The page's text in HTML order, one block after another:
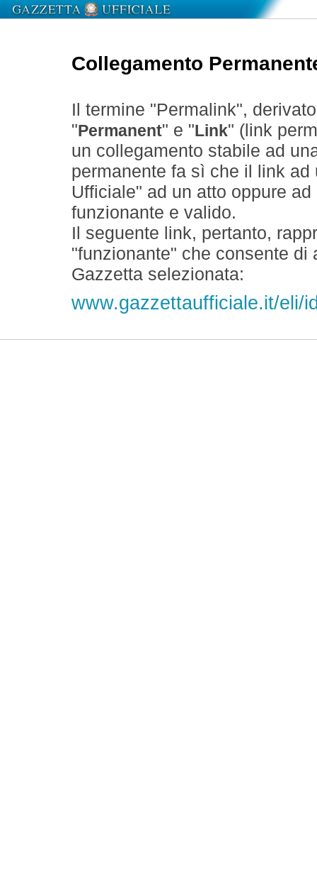
Collegamento
Il termine "Permalink",
" Permanent" e " Link" (link
un collegamento stabile ad
permanente fa sì che il link
Ufficiale" ad un atto oppure
funzionante e valido.
Il seguente link, pertanto,
"funzionante" che consente
Gazzetta selezionata:
www.gazzettaufficiale.it/eli/